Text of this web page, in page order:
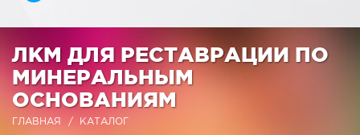
ЛКМ ДЛЯ РЕСТАВРАЦИИ ПО
МИНЕРАЛЬНЫМ
ОСНОВАНИЯМ
ГЛАВНАЯ КАТАЛОГ